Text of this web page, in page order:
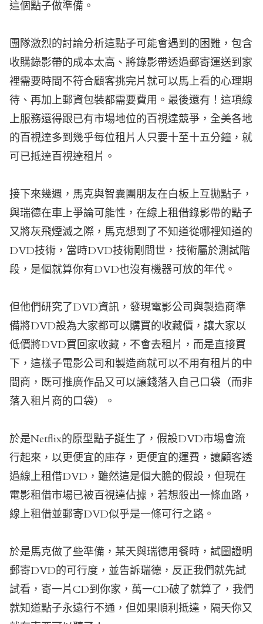
這個點子做準備。
團隊激烈的討論分析這點子可能會遇到的困難，包含
收購錄影帶的成本太高、將錄影帶透過郵寄運送到家
裡需要時間不符合顧客挑完片就可以馬上看的心理期
待、再加上郵資包裝都需要費用。最後還有！這項線
上服務還得跟已有市場地位的百視達競爭，全美各地
的百視達多到幾乎每位租片人只要十至十五分鐘，就
可已抵達百視達租片。
接下來幾週，馬克與智囊團朋友在白板上互拋點子，
與瑞德在車上爭論可能性，在線上租借錄影帶的點子
又將灰飛煙滅之際，馬克想到了不知道從哪裡知道的
DVD技術，當時DVD技術剛問世，技術屬於測試階
段，是個就算你有DVD也沒有機器可放的年代。
但他們研究了DVD資訊，發現電影公司與製造商準
備將DVD設為大家都可以購買的收藏價，讓大家以
低價將DVD買回家收藏，不會去租片，而是直接買
下，這樣子電影公司和製造商就可以不用有租片的中
間商，既可推廣作品又可以讓錢落入自己口袋（而非
落入租片商的口袋）。
於是Netflix的原型點子誕生了，假設DVD市場會流
行起來，以更便宜的庫存，更便宜的運費，讓顧客透
過線上租借DVD，雖然這是個大膽的假設，但現在
電影租借市場已被百視達佔據，若想殺出一條血路，
線上租借並郵寄DVD似乎是一條可行之路。
於是馬克做了些準備，某天與瑞德用餐時，試圖證明
郵寄DVD的可行度，並告訴瑞德，反正我們就先試
試看，寄一片CD到你家，萬一CD破了就算了，我們
就知道點子永遠行不通，但如果順利抵達，隔天你又